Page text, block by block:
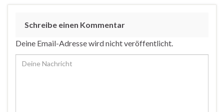
Schreibe einen Kommentar
Deine Email-Adresse wird nicht veröffentlicht.